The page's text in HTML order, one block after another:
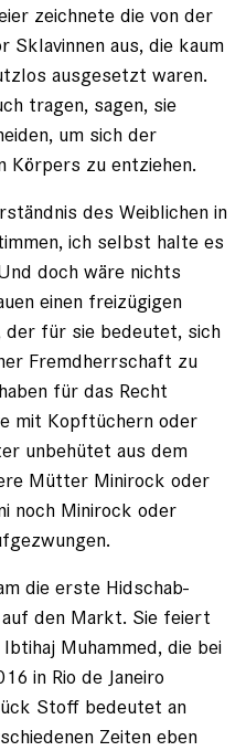
zeichnete die von der
Sklavinnen aus, die kaum
ausgesetzt waren.
tragen, sagen, sie
um sich der
­Körpers zu entziehen.
des Weiblichen in
ich selbst halte es
doch wäre nichts
einen freizügigen
der für sie bedeutet, sich
Fremdherrschaft zu
für das Recht
mit Kopftüchern oder
unbehütet aus dem
Mütter Minirock oder
noch Minirock oder
die erste Hidschab-
den Markt. Sie feiert
­Muhammed, die bei
in Rio de Janeiro
Stoff bedeutet an
Zeiten eben